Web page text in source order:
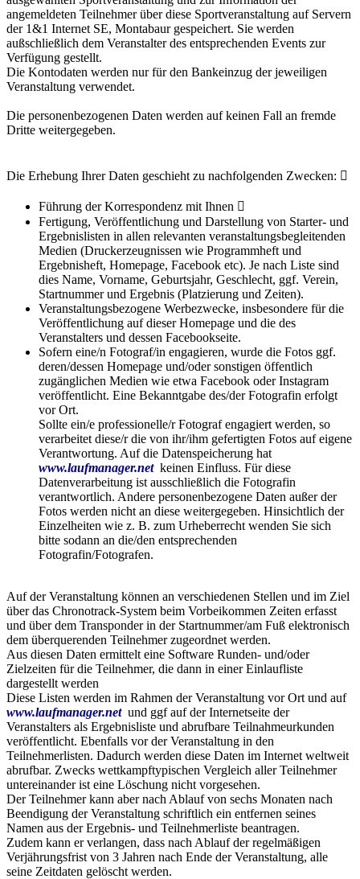
angemeldeten Teilnehmer über diese Sportveranstaltung auf Servern
der 1&1 Internet SE, Montabaur gespeichert. Sie werden
außschließlich dem Veranstalter des entsprechenden Events zur
Verfügung gestellt.
Die Kontodaten werden nur für den Bankeinzug der jeweiligen
Veranstaltung verwendet.
Die personenbezogenen Daten werden auf keinen Fall an fremde
Dritte weitergegeben.
Die Erhebung Ihrer Daten geschieht zu nachfolgenden Zwecken: 
Führung der Korrespondenz mit Ihnen 
Fertigung, Veröffentlichung und Darstellung von Starter- und
Ergebnislisten in allen relevanten veranstaltungsbegleitenden
Medien (Druckerzeugnissen wie Programmheft und
Ergebnisheft, Homepage, Facebook etc). Je nach Liste sind
dies Name, Vorname, Geburtsjahr, Geschlecht, ggf. Verein,
Startnummer und Ergebnis (Platzierung und Zeiten).
Veranstaltungsbezogene Werbezwecke, insbesondere für die
Veröffentlichung auf dieser Homepage und die des
Veranstalters und dessen Facebookseite.
Sofern eine/n Fotograf/in engagieren, wurde die Fotos ggf.
deren/dessen Homepage und/oder sonstigen öffentlich
zugänglichen Medien wie etwa Facebook oder Instagram
veröffentlicht. Eine Bekanntgabe des/der Fotografin erfolgt
vor Ort.
Sollte ein/e professionelle/r Fotograf engagiert werden, so
verarbeitet diese/r die von ihr/ihm gefertigten Fotos auf eigene
Verantwortung. Auf die Datenspeicherung hat
www.laufmanager.netkeinen Einfluss. Für diese
Datenverarbeitung ist ausschließlich die Fotografin
verantwortlich. Andere personenbezogene Daten außer der
Fotos werden nicht an diese weitergegeben. Hinsichtlich der
Einzelheiten wie z. B. zum Urheberrecht wenden Sie sich
bitte sodann an die/den entsprechenden
Fotografin/Fotografen.
Auf der Veranstaltung können an verschiedenen Stellen und im Ziel
über das Chronotrack-System beim Vorbeikommen Zeiten erfasst
und über dem Transponder in der Startnummer/am Fuß elektronisch
dem überquerenden Teilnehmer zugeordnet werden.
Aus diesen Daten ermittelt eine Software Runden- und/oder
Zielzeiten für die Teilnehmer, die dann in einer Einlaufliste
dargestellt werden
Diese Listen werden im Rahmen der Veranstaltung vor Ort und auf
www.laufmanager.netund ggf auf der Internetseite der
Veranstalters als Ergebnisliste und abrufbare Teilnahmeurkunden
veröffentlicht. Ebenfalls vor der Veranstaltung in den
Teilnehmerlisten. Dadurch werden diese Daten im Internet weltweit
abrufbar. Zwecks wettkampftypischen Vergleich aller Teilnehmer
untereinander ist eine Löschung nicht vorgesehen.
Der Teilnehmer kann aber nach Ablauf von sechs Monaten nach
Beendigung der Veranstaltung schriftlich ein entfernen seines
Namen aus der Ergebnis- und Teilnehmerliste beantragen.
Zudem kann er verlangen, dass nach Ablauf der regelmäßigen
Verjährungsfrist von 3 Jahren nach Ende der Veranstaltung, alle
seine Zeitdaten gelöscht werden.